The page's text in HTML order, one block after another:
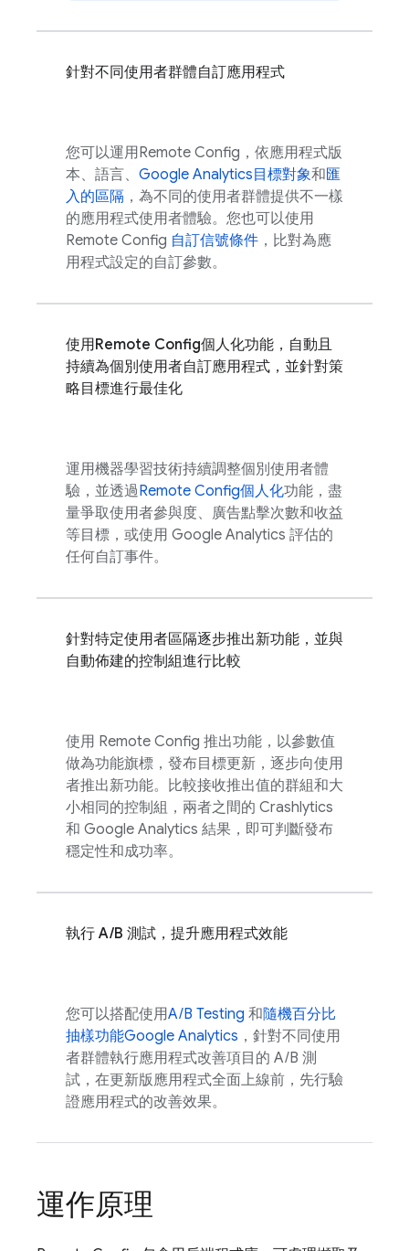
針對不同使用者群體自訂應用程式
您可以運用Remote Config ，依應用程式版
本、語言、 Google Analytics 目標對象和匯
入的區隔 ，為不同的使用者群體提供不一樣
的應用程式使用者體驗。您也可以使用
Remote Config 自訂信號條件 ，比對為應
用程式設定的自訂參數。
使用Remote Config個人化功能，自動且
持續為個別使用者自訂應用程式，並針對策
略目標進行最佳化
運用機器學習技術持續調整個別使用者體
驗，並透過Remote Config個人化功能，盡
量爭取使用者參與度、廣告點擊次數和收益
等目標，或使用 Google Analytics 評估的
任何自訂事件。
針對特定使用者區隔逐步推出新功能，並與
自動佈建的控制組進行比較
使用 Remote Config 推出功能，以參數值
做為功能旗標，發布目標更新，逐步向使用
者推出新功能。比較接收推出值的群組和大
小相同的控制組，兩者之間的 Crashlytics
和 Google Analytics 結果，即可判斷發布
穩定性和成功率。
執行 A/B 測試，提升應用程式效能
您可以搭配使用A/B Testing 和隨機百分比
抽樣功能Google Analytics ，針對不同使用
者群體執行應用程式改善項目的 A/B 測
試，在更新版應用程式全面上線前，先行驗
證應用程式的改善效果。
運作原理